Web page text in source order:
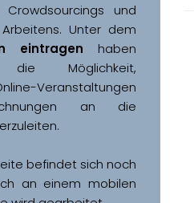
Crowdsourcings und
Unter dem
eintragen haben
die Möglichkeit,
Veranstaltungen
an die
befindet sich noch
an einem mobilen